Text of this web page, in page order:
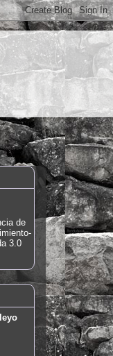
de
3.0